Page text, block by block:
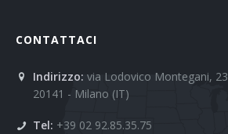
CONTATTACI
Indirizzo: via Lodovico Montegani, 23
20141 - Milano (IT)
Tel: +39 02 92.85.35.75